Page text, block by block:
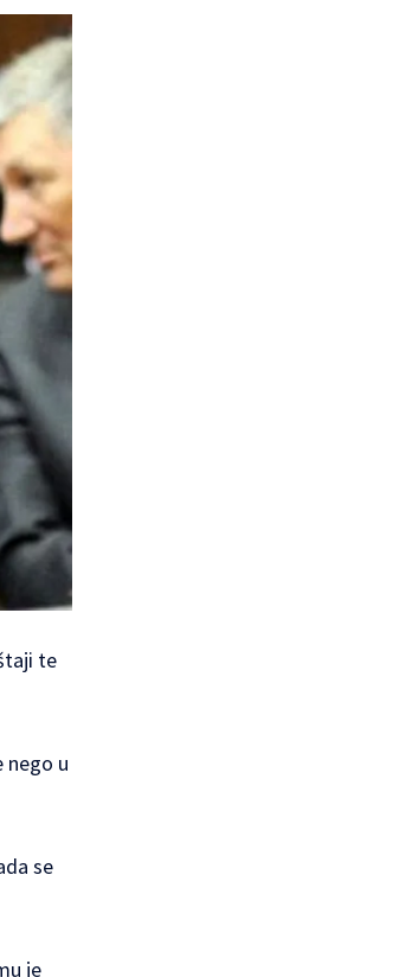
te
nego u
se
je